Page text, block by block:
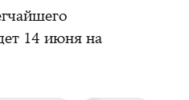
14 июня на